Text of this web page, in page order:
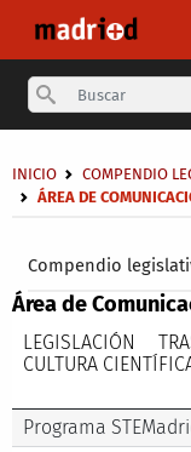
Compendio
Breadcrumb
INICIO
COMPENDIO
ÁREA DE
Área de
LEGISLACIÓN
CULTURA
Programa